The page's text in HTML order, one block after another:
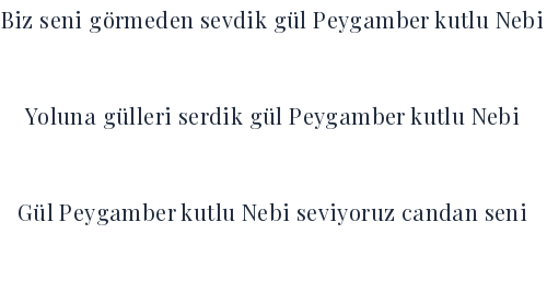
Biz seni görmeden sevdik gül Peygamber kutlu Nebi
Yoluna gülleri serdik gül Peygamber kutlu Nebi
Gül Peygamber kutlu Nebi seviyoruz candan seni